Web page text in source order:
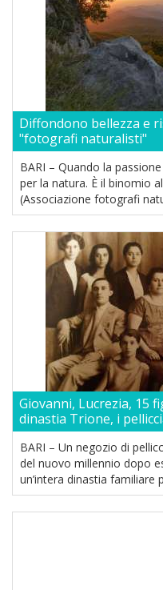
Diffondono bellezza e
"fotografi naturalisti"
BARI – Quando la
per la natura. È il binomio
(Associazione fotografi
Giovanni, Lucrezia, 15
dinastia Trione, i
BARI – Un negozio di
del nuovo millennio dopo
un’intera dinastia familiare